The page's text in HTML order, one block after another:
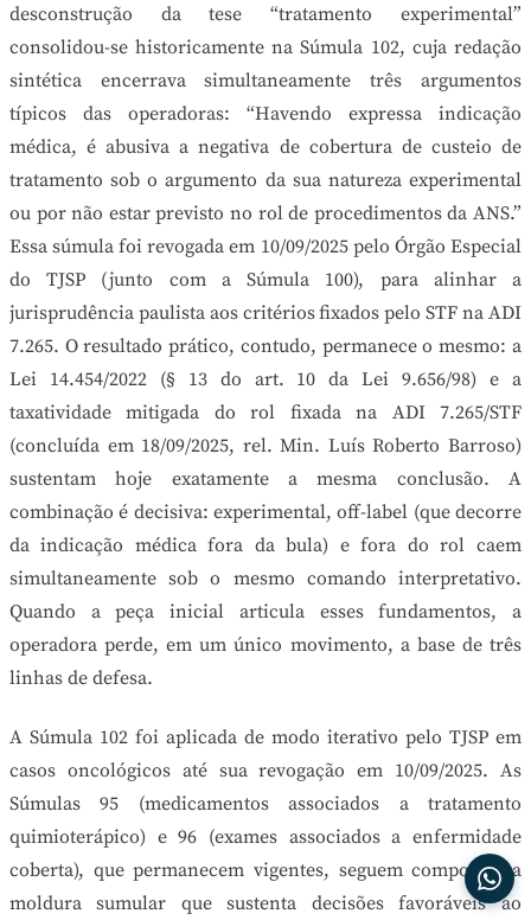
desconstrução da tese “tratamento experimental”
consolidou-se historicamente na Súmula 102, cuja redação
sintética encerrava simultaneamente três argumentos
típicos das operadoras: “Havendo expressa indicação
médica, é abusiva a negativa de cobertura de custeio de
tratamento sob o argumento da sua natureza experimental
ou por não estar previsto no rol de procedimentos da ANS.”
Essa súmula foi revogada em 10/09/2025 pelo Órgão Especial
do TJSP (junto com a Súmula 100), para alinhar a
jurisprudência paulista aos critérios fixados pelo STF na ADI
7.265. O resultado prático, contudo, permanece o mesmo: a
Lei 14.454/2022 (§ 13 do art. 10 da Lei 9.656/98) e a
taxatividade mitigada do rol fixada na ADI 7.265/STF
(concluída em 18/09/2025, rel. Min. Luís Roberto Barroso)
sustentam hoje exatamente a mesma conclusão. A
combinação é decisiva: experimental, off-label (que decorre
da indicação médica fora da bula) e fora do rol caem
simultaneamente sob o mesmo comando interpretativo.
Quando a peça inicial articula esses fundamentos, a
operadora perde, em um único movimento, a base de três
linhas de defesa.
A Súmula 102 foi aplicada de modo iterativo pelo TJSP em
casos oncológicos até sua revogação em 10/09/2025. As
Súmulas 95 (medicamentos associados a tratamento
quimioterápico) e 96 (exames associados a enfermidade
coberta), que permanecem vigentes, seguem compondo a
moldura sumular que sustenta decisões favoráveis ao